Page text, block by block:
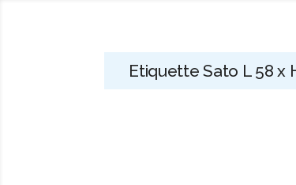
Etiquette Sato L 58 x